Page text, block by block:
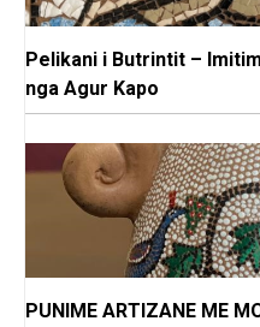
Pelikani i Butrintit –
nga Agur Kapo
PUNIME ARTIZANE ME